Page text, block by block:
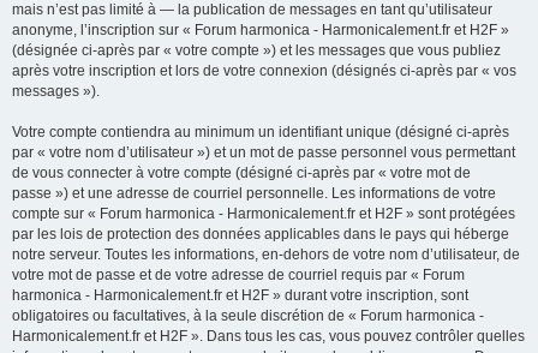
mais n’est pas limité à — la publication de messages en tant qu’utilisateur
anonyme, l’inscription sur « Forum harmonica - Harmonicalement.fr et H2F »
(désignée ci-après par « votre compte ») et les messages que vous publiez
après votre inscription et lors de votre connexion (désignés ci-après par « vos
messages »).
Votre compte contiendra au minimum un identifiant unique (désigné ci-après
par « votre nom d’utilisateur ») et un mot de passe personnel vous permettant
de vous connecter à votre compte (désigné ci-après par « votre mot de
passe ») et une adresse de courriel personnelle. Les informations de votre
compte sur « Forum harmonica - Harmonicalement.fr et H2F » sont protégées
par les lois de protection des données applicables dans le pays qui héberge
notre serveur. Toutes les informations, en-dehors de votre nom d’utilisateur, de
votre mot de passe et de votre adresse de courriel requis par « Forum
harmonica - Harmonicalement.fr et H2F » durant votre inscription, sont
obligatoires ou facultatives, à la seule discrétion de « Forum harmonica -
Harmonicalement.fr et H2F ». Dans tous les cas, vous pouvez contrôler quelles